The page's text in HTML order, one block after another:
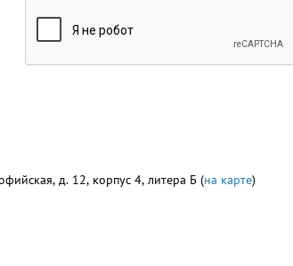
д. 12, корпус 4, литера Б (на карте)